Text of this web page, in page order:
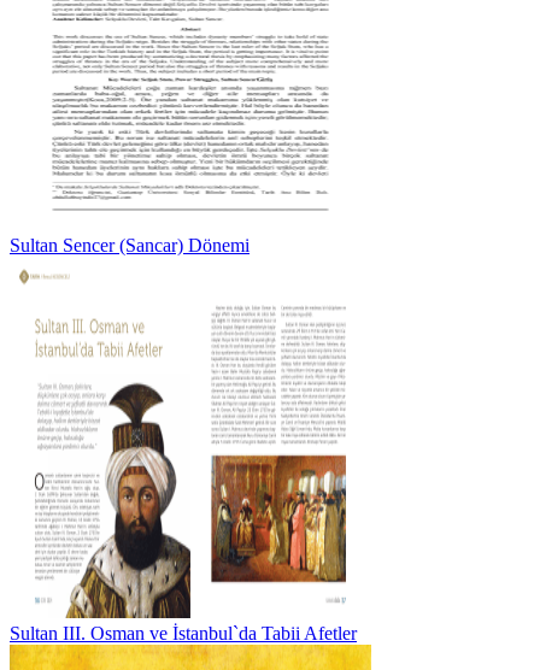
Sultan Sencer (Sancar) Dönemi
Sultan III. Osman ve İstanbul`da Tabii Afetler